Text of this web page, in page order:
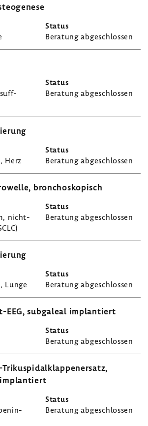
Bera­tung abge­schlossen
Bera­tung abge­schlossen
Herz Bera­tung abge­schlossen
bron­cho­sko­pisch
nicht-​
Bera­tung abge­schlossen
Lunge Bera­tung abge­schlossen
EEG, subga­leal implan­tiert
Bera­tung abge­schlossen
Bera­tung abge­schlossen